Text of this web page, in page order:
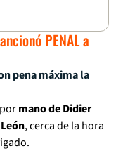
PENAL a
pena máxima la
mano de Didier
, cerca de la hora